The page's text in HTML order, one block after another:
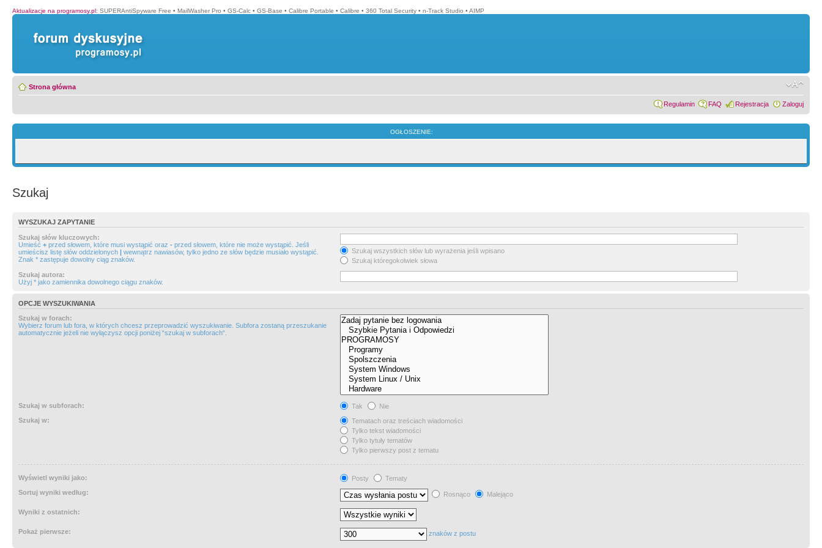
Aktualizacje na programosy.pl: SUPERAntiSpyware Free • MailWasher Pro • GS-Calc • GS-Base • Calibre Portable • Calibre • 360 Total Security • n-Track Studio • AIMP
Strona główna
Regulamin FAQ Rejestracja Zaloguj
OGŁOSZENIE:
Szukaj
WYSZUKAJ ZAPYTANIE
Szukaj słów kluczowych:
Umieść + przed słowem, które musi wystąpić oraz - przed słowem, które nie może wystąpić. Jeśli
umieścisz listę słów oddzielonych | wewnątrz nawiasów, tylko jedno ze słów będzie musiało wystąpić.
Znak * zastępuje dowolny ciąg znaków.
Szukaj wszystkich słów lub wyrażenia jeśli wpisano
Szukaj któregokolwiek słowa
Szukaj autora:
Użyj * jako zamiennika dowolnego ciągu znaków.
OPCJE WYSZUKIWANIA
Szukaj w forach:
Wybierz forum lub fora, w których chcesz przeprowadzić wyszukiwanie. Subfora zostaną przeszukanie
automatycznie jeżeli nie wyłączysz opcji poniżej “szukaj w subforach“.
Szukaj w subforach: Tak
Nie
Szukaj w:
Tematach oraz treściach wiadomości
Tylko tekst wiadomości
Tylko tytuły tematów
Tylko pierwszy post z tematu
Wyświetl wyniki jako: Posty
Tematy
Sortuj wyniki według:
Rosnąco Malejąco
Wyniki z ostatnich:
Pokaż pierwsze: znaków z postu